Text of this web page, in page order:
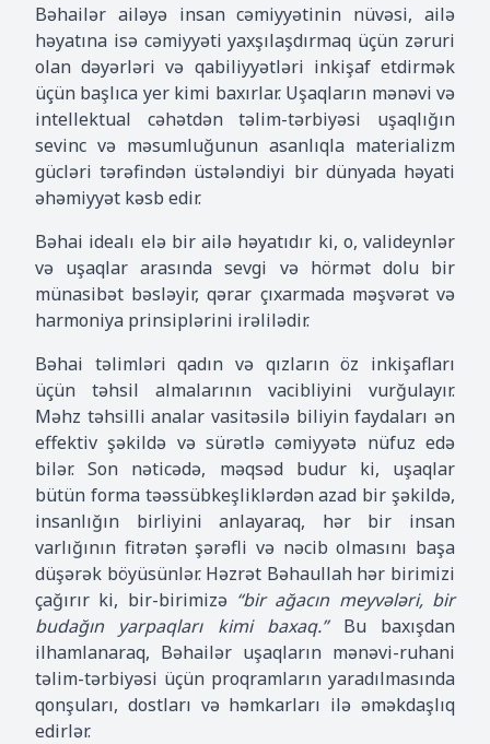
Bəhailər ailəyə insan cəmiyyətinin nüvəsi, ailə
həyatına isə cəmiyyəti yaxşılaşdırmaq üçün zəruri
olan dəyərləri və qabiliyyətləri inkişaf etdirmək
üçün başlıca yer kimi baxırlar. Uşaqların mənəvi və
intellektual cəhətdən təlim-tərbiyəsi uşaqlığın
sevinc və məsumluğunun asanlıqla materializm
gücləri tərəfindən üstələndiyi bir dünyada həyati
əhəmiyyət kəsb edir.
Bəhai idealı elə bir ailə həyatıdır ki, o, valideynlər
və uşaqlar arasında sevgi və hörmət dolu bir
münasibət bəsləyir, qərar çıxarmada məşvərət və
harmoniya prinsiplərini irəlilədir.
Bəhai təlimləri qadın və qızların öz inkişafları
üçün təhsil almalarının vacibliyini vurğulayır.
Məhz təhsilli analar vasitəsilə biliyin faydaları ən
effektiv şəkildə və sürətlə cəmiyyətə nüfuz edə
bilər. Son nəticədə, məqsəd budur ki, uşaqlar
bütün forma təəssübkeşliklərdən azad bir şəkildə,
insanlığın birliyini anlayaraq, hər bir insan
varlığının fitrətən şərəfli və nəcib olmasını başa
düşərək böyüsünlər. Həzrət Bəhaullah hər birimizi
çağırır ki, bir-birimizə “bir ağacın meyvələri, bir
budağın yarpaqları kimi baxaq.” Bu baxışdan
ilhamlanaraq, Bəhailər uşaqların mənəvi-ruhani
təlim-tərbiyəsi üçün proqramların yaradılmasında
qonşuları, dostları və həmkarları ilə əməkdaşlıq
edirlər.